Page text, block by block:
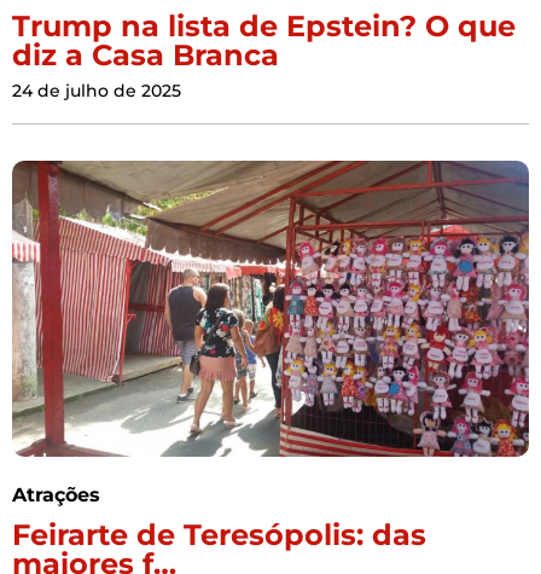
Trump na lista de Epstein? O que
diz a Casa Branca
24 de julho de 2025
Atrações
Feirarte de Teresópolis: das
maiores f…